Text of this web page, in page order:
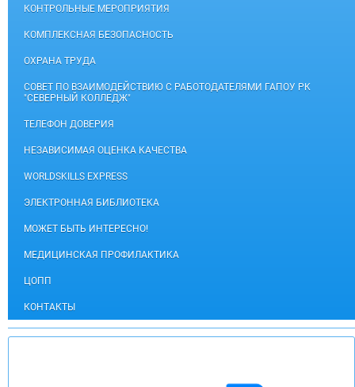
КОНТРОЛЬНЫЕ МЕРОПРИЯТИЯ
КОМПЛЕКСНАЯ БЕЗОПАСНОСТЬ
ОХРАНА ТРУДА
СОВЕТ ПО ВЗАИМОДЕЙСТВИЮ С РАБОТОДАТЕЛЯМИ ГАПОУ РК
"СЕВЕРНЫЙ КОЛЛЕДЖ"
ТЕЛЕФОН ДОВЕРИЯ
НЕЗАВИСИМАЯ ОЦЕНКА КАЧЕСТВА
WORLDSKILLS EXPRESS
ЭЛЕКТРОННАЯ БИБЛИОТЕКА
МОЖЕТ БЫТЬ ИНТЕРЕСНО!
МЕДИЦИНСКАЯ ПРОФИЛАКТИКА
ЦОПП
КОНТАКТЫ